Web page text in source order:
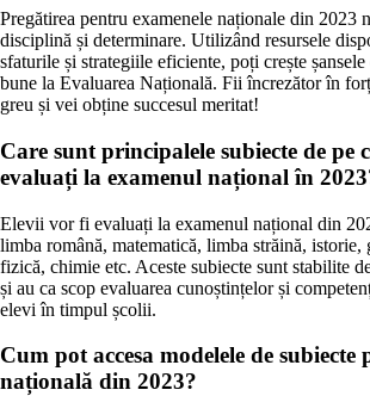
Pregătirea pentru examenele naționale din 2023
disciplină și determinare. Utilizând resursele
sfaturile și strategiile eficiente, poți crește
bune la Evaluarea Națională. Fii încrezător în
greu și vei obține succesul meritat!
Care sunt principalele subiecte de pe
evaluați la examenul național în
Elevii vor fi evaluați la examenul național din
limba română, matematică, limba străină, istorie,
fizică, chimie etc. Aceste subiecte sunt stabilite
și au ca scop evaluarea cunoștințelor și
elevi în timpul școlii.
Cum pot accesa modelele de
națională din 2023?